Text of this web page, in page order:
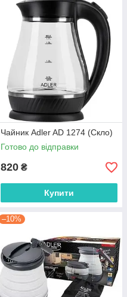
Чайник Adler AD 1274 (Скло)
Готово до відправки
820 ₴
Купити
–10%